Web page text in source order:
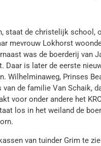
staat de christelijk school,
mevrouw Lokhorst
was de boerderij van
Daar is later de eerste
Wilhelminaweg, Prinses
de familie Van Schaik,
voor onder andere het
los in het weiland de
van tuinder Grim te